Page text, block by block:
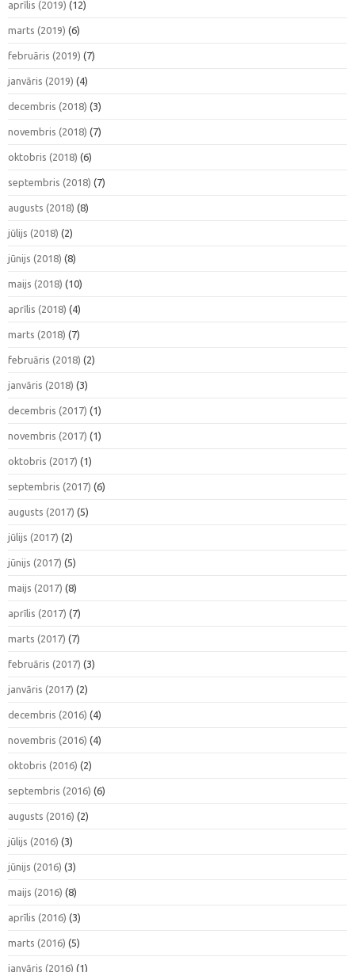
aprīlis (2019) (12)
marts (2019) (6)
februāris (2019) (7)
janvāris (2019) (4)
decembris (2018) (3)
novembris (2018) (7)
oktobris (2018) (6)
septembris (2018) (7)
augusts (2018) (8)
jūlijs (2018) (2)
jūnijs (2018) (8)
maijs (2018) (10)
aprīlis (2018) (4)
marts (2018) (7)
februāris (2018) (2)
janvāris (2018) (3)
decembris (2017) (1)
novembris (2017) (1)
oktobris (2017) (1)
septembris (2017) (6)
augusts (2017) (5)
jūlijs (2017) (2)
jūnijs (2017) (5)
maijs (2017) (8)
aprīlis (2017) (7)
marts (2017) (7)
februāris (2017) (3)
janvāris (2017) (2)
decembris (2016) (4)
novembris (2016) (4)
oktobris (2016) (2)
septembris (2016) (6)
augusts (2016) (2)
jūlijs (2016) (3)
jūnijs (2016) (3)
maijs (2016) (8)
aprīlis (2016) (3)
marts (2016) (5)
janvāris (2016) (1)